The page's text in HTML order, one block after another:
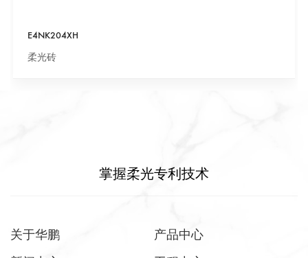
E4NK204XH
柔光砖
掌握柔光专利技术
关于华鹏 产品中心